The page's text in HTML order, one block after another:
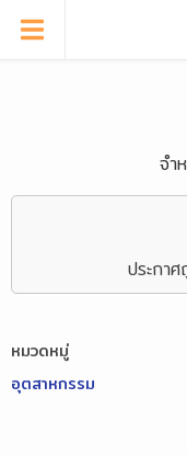
จำ
ประกา
หมวดหมู่
อุตสาหกรรม